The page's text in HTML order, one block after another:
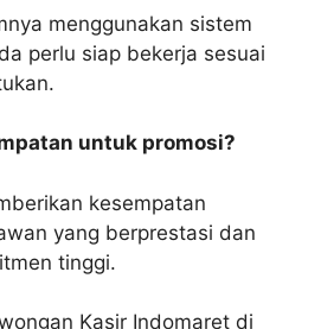
menggunakan sistem
perlu siap bekerja sesuai
untuk promosi?
kesempatan
yang berprestasi dan
tinggi.
Kasir Indomaret di